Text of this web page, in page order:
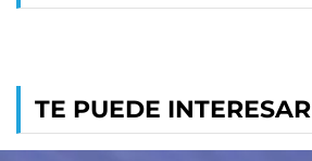
TE PUEDE INTERESAR